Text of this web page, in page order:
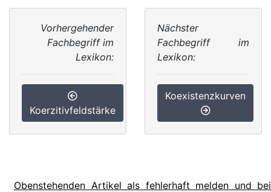
Vorhergehender
Fachbegriff im
Lexikon:
Koerzitivfeldstärke
Nächster
Fachbegriff im
Lexikon:
Koexistenzkurven
Obenstehenden Artikel als fehlerhaft melden und bei